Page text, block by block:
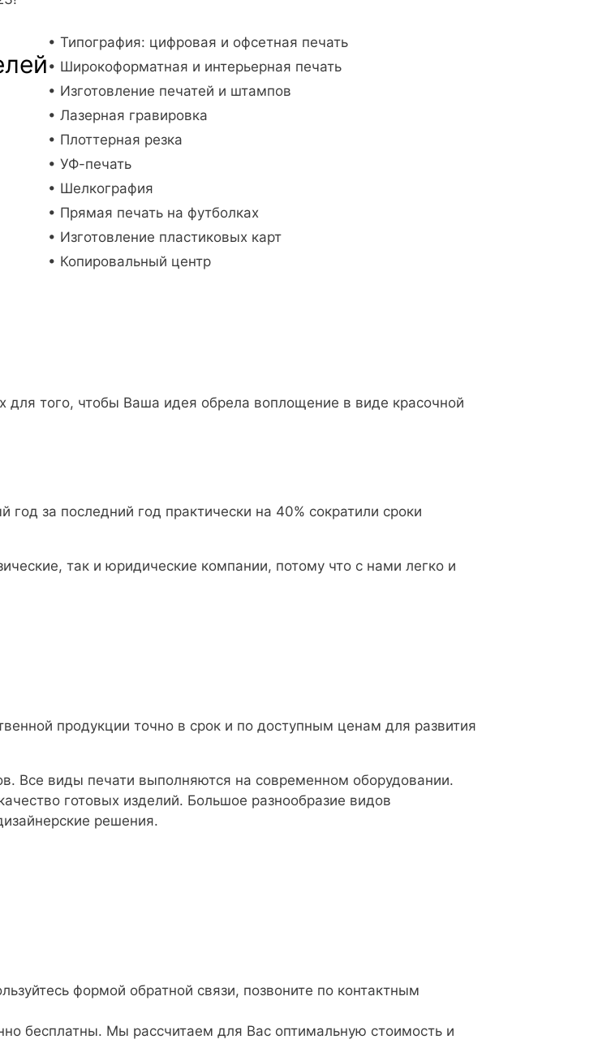
• Типография: цифровая и офсетная печать
• Широкоформатная и интерьерная печать
• Изготовление печатей и штампов
• Лазерная гравировка
• Плоттерная резка
• УФ-печать
• Шелкография
• Прямая печать на футболках
• Изготовление пластиковых карт
• Копировальный центр
для того, чтобы Ваша идея обрела воплощение в виде красочной
за последний год практически на 40% сократили сроки
так и юридические компании, потому что с нами легко и
продукции точно в срок и по доступным ценам для развития
Все виды печати выполняются на современном оборудовании.
готовых изделий. Большое разнообразие видов
решения.
формой обратной связи, позвоните по контактным
бесплатны. Мы рассчитаем для Вас оптимальную стоимость и